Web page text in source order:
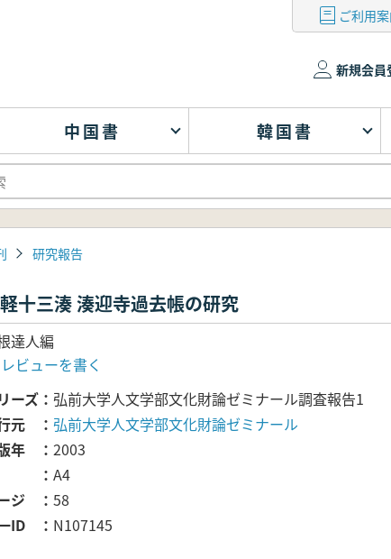
ご利用
新規会員
中国書 韓国書
研究報告
十三湊 湊迎寺過去帳の研究
達人編
レビューを書く
ーズ
弘前大学人文学部文化財論ゼミナール調査報告1
元
弘前大学人文学部文化財論ゼミナール
年
2003
A4
ジ
58
ID
N107145